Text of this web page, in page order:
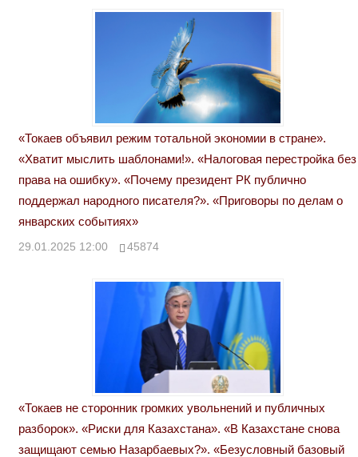
«Токаев объявил режим тотальной экономии в стране».
«Хватит мыслить шаблонами!». «Налоговая перестройка без
права на ошибку». «Почему президент РК публично
поддержал народного писателя?». «Приговоры по делам о
январских событиях»
29.01.2025 12:00 45874
«Токаев не сторонник громких увольнений и публичных
разборок». «Риски для Казахстана». «В Казахстане снова
защищают семью Назарбаевых?». «Безусловный базовый